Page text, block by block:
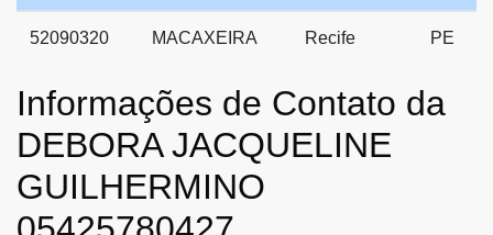
52090320 MACAXEIRA Recife PE
Informações de Contato da
DEBORA JACQUELINE
GUILHERMINO